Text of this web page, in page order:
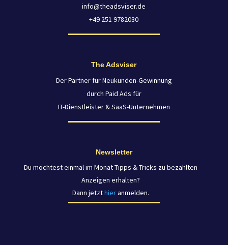
info@theadsviser.de
+49 251 9782030
The Adsviser
Der Partner für Neukunden-Gewinnung
durch Paid Ads für
IT-Dienstleister & SaaS-Unternehmen
Newsletter
Du möchtest einmal im Monat Tipps & Tricks zu bezahlten
Anzeigen erhalten?
Dann jetzthieranmelden.